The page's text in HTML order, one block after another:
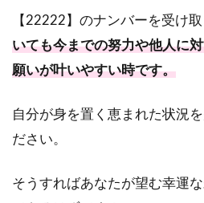
【22222】のナンバーを受け取
いても今までの努力や他人に
願いが叶いやすい時です。
自分が身を置く恵まれた状況
ださい。
そうすればあなたが望む幸運